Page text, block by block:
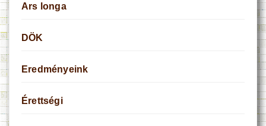
Ars longa
DÖK
Eredményeink
Érettségi